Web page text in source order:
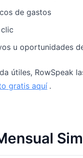
de gastos
u oportunidades
útiles, RowSpeak
gratis aquí .